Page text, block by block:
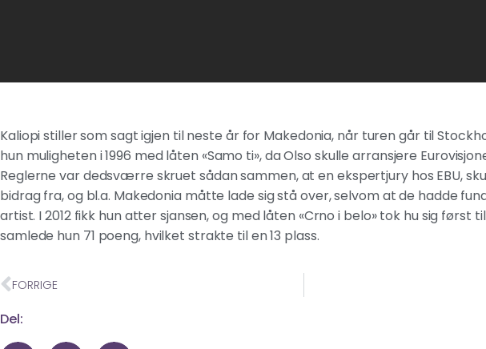
Kaliopi stiller som sagt igjen til neste år for Makedonia, når turen går til
hun muligheten i 1996 med låten «Samo ti», da Olso skulle arransjere
Reglerne var dedsværre skruet sådan sammen, at en ekspertjury hos EBU,
bidrag fra, og bl.a. Makedonia måtte lade sig stå over, selvom at de hadde
artist. I 2012 fikk hun atter sjansen, og med låten «Crno i belo» tok hu sig først
samlede hun 71 poeng, hvilket strakte til en 13 plass.
FORRIGE
Del: